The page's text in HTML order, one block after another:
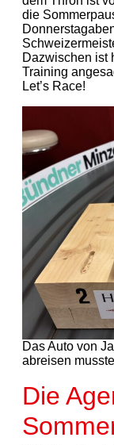
die
Dazwischen ist
Training
Let’s Race!
Das Auto von
abreisen
Die